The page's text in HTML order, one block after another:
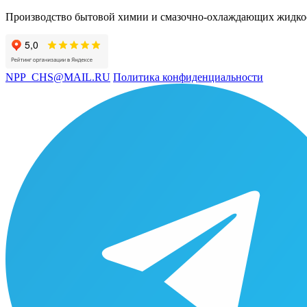
Производство бытовой химии и смазочно-охлаждающих
NPP_CHS@MAIL.RU Политика конфиденциальности